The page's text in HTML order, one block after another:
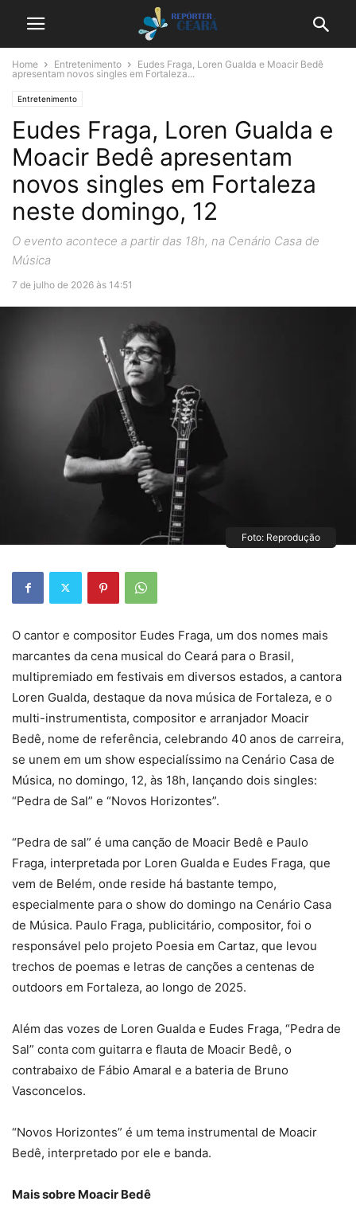
Home Entretenimento
Eudes Fraga, Loren Gualda e Moacir Bedê
apresentam novos singles em Fortaleza...
Entretenimento
Eudes Fraga, Loren Gualda e
Moacir Bedê apresentam
novos singles em Fortaleza
neste domingo, 12
O evento acontece a partir das 18h, na Cenário Casa de
Música
7 de julho de 2026 às 14:51
Foto: Reprodução
O cantor e compositor Eudes Fraga, um dos nomes mais
marcantes da cena musical do Ceará para o Brasil,
multipremiado em festivais em diversos estados, a cantora
Loren Gualda, destaque da nova música de Fortaleza, e o
multi-instrumentista, compositor e arranjador Moacir
Bedê, nome de referência, celebrando 40 anos de carreira,
se unem em um show especialíssimo na Cenário Casa de
Música, no domingo, 12, às 18h, lançando dois singles:
“Pedra de Sal” e “Novos Horizontes”.
“Pedra de sal” é uma canção de Moacir Bedê e Paulo
Fraga, interpretada por Loren Gualda e Eudes Fraga, que
vem de Belém, onde reside há bastante tempo,
especialmente para o show do domingo na Cenário Casa
de Música. Paulo Fraga, publicitário, compositor, foi o
responsável pelo projeto Poesia em Cartaz, que levou
trechos de poemas e letras de canções a centenas de
outdoors em Fortaleza, ao longo de 2025.
Além das vozes de Loren Gualda e Eudes Fraga, “Pedra de
Sal” conta com guitarra e flauta de Moacir Bedê, o
contrabaixo de Fábio Amaral e a bateria de Bruno
Vasconcelos.
“Novos Horizontes” é um tema instrumental de Moacir
Bedê, interpretado por ele e banda.
Mais sobre Moacir Bedê